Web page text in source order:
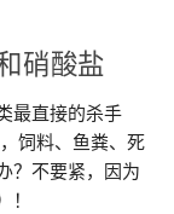
硝酸盐
最直接的杀手
饲料、鱼粪、死
？不要紧，因为